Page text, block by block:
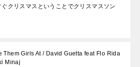
ぐクリスマスということでクリスマスソン
Them Girls At / David Guetta feat Flo Rida
Minaj